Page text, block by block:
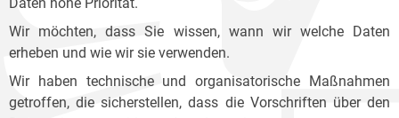
Daten hohe Priorität.
Wir möchten, dass Sie wissen, wann wir welche Daten
erheben und wie wir sie verwenden.
Wir haben technische und organisatorische Maßnahmen
getroffen, die sicherstellen, dass die Vorschriften über den